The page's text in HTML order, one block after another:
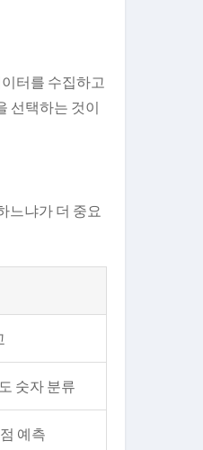
터를 수집하고
선택하는 것이
느냐가 더 중요
숫자 분류
예측